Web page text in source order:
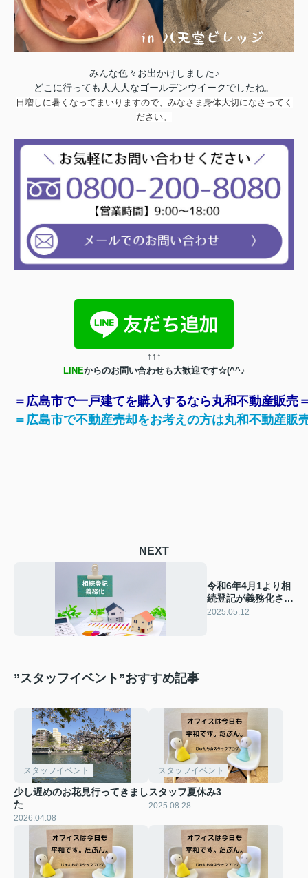
みんな色々お出かけしました♪
どこに行っても人人人なゴールデンウイークでしたね。
日増しに暑くなってまいりますので、みなさま身体大切になさってく
ださい。
↑ ↑ ↑
LINEからのお問い合わせも大歓迎です☆(^^♪
＝広島市で一戸建てを購入するなら丸和不動産販売
＝広島市で不動産売却をお考えの方は丸和不動産販
NEXT
令和6年4月1より相
続登記が義務化され
ました
2025.05.12
”スタッフイベント”おすすめ記事
スタッフイベント
少し遅めのお花見行ってきまし
た
2026.04.08
スタッフイベント
スタッフ夏休み3
2025.08.28